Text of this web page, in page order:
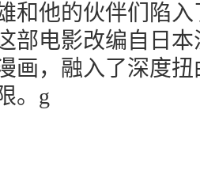
和他的伙伴们陷
电影改编自日本
画，融入了深度
。g